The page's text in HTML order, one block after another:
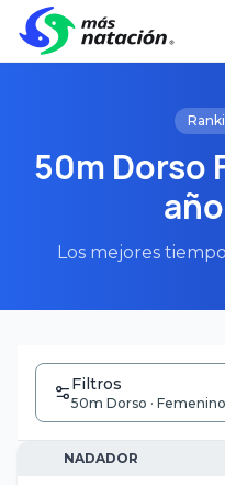
50m Dorso
Los mejores
Filtros
50m Dorso · Femenino
NADADOR